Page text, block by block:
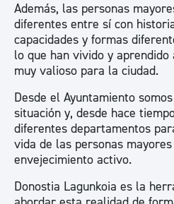
Además, las personas
diferentes entre sí con
capacidades y formas
lo que han vivido y
muy valioso para la ciudad.
Desde el Ayuntamiento
situación y, desde hace
diferentes departamentos
vida de las personas
envejecimiento activo.
Donostia Lagunkoia es la